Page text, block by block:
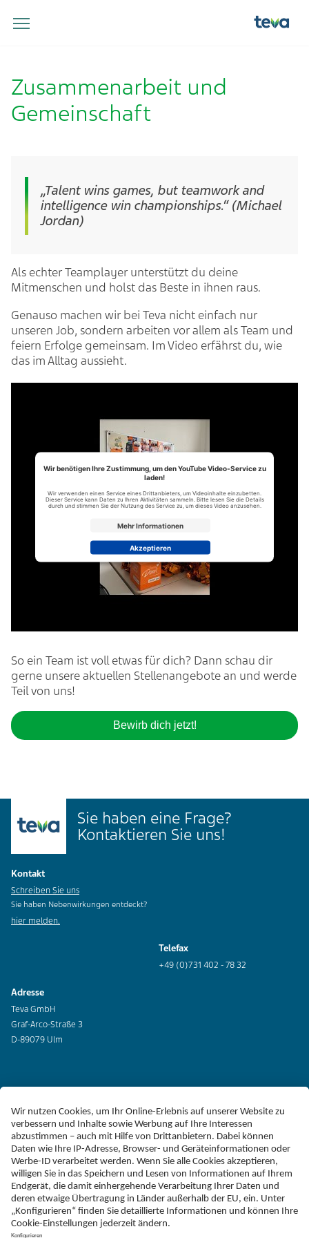
Zusammenarbeit und
Gemeinschaft
„Talent wins games, but teamwork and
intelligence win championships.“ (Michael
Jordan)
Als echter Teamplayer unterstützt du deine
Mitmenschen und holst das Beste in ihnen raus.
Genauso machen wir bei Teva nicht einfach nur
unseren Job, sondern arbeiten vor allem als Team und
feiern Erfolge gemeinsam. Im Video erfährst du, wie
das im Alltag aussieht.
Wir benötigen Ihre Zustimmung, um den YouTube Video-Service zu
laden!
Wir verwenden einen Service eines Drittanbieters, um Videoinhalte einzubetten.
Dieser Service kann Daten zu Ihren Aktivitäten sammeln. Bitte lesen Sie die Details
durch und stimmen Sie der Nutzung des Service zu, um dieses Video anzusehen.
Mehr Informationen
Akzeptieren
So ein Team ist voll etwas für dich? Dann schau dir
gerne unsere aktuellen Stellenangebotean und werde
Teil von uns!
Bewirb dich jetzt!
Sie haben eine Frage?
Kontaktieren Sie uns!
Kontakt
Schreiben Sie uns
Sie haben Nebenwirkungen entdeckt?
hier melden.
Telefax
+49 (0)731 402 - 78 32
Adresse
Teva GmbH
Graf-Arco-Straße 3
D-89079 Ulm
Erklärung zur Barrierefreiheit
Impressum
Liefer-AGB
Datenschutz
Haftungsausschluss
Follow Teva